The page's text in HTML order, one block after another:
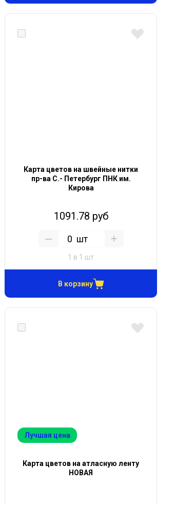
Карта цветов на швейные нитки
пр-ва С.- Петербург ПНК им.
Кирова
1091.78 руб
шт
1 в 1 шт
В корзину
Лучшая цена
Карта цветов на атласную ленту
НОВАЯ